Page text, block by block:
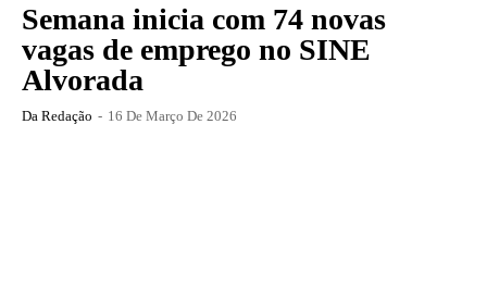
Semana inicia com 74 novas
vagas de emprego no SINE
Alvorada
Da Redação - 16 De Março De 2026